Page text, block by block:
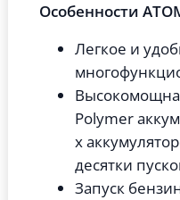
Особенности
Легкое и
Polymer
х
десятки
Запуск